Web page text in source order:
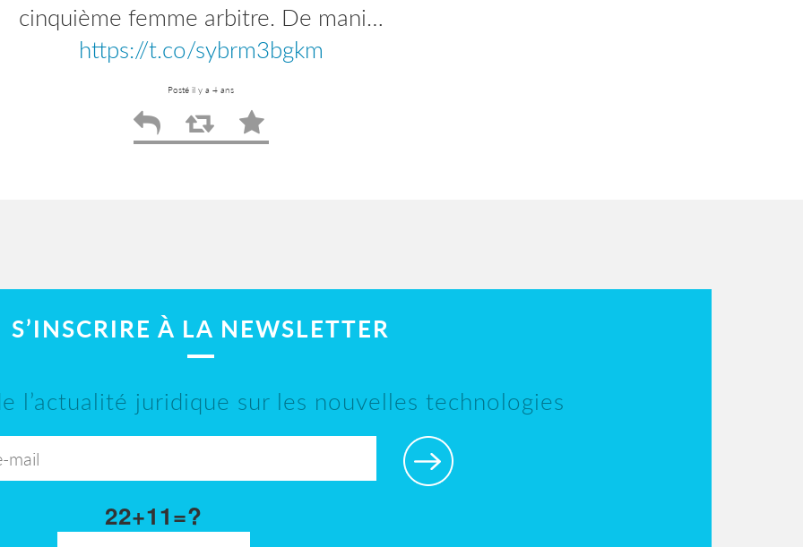
cinquième femme arbitre. De mani…
https://t.co/sybrm3bgkm
Posté il y a 4 ans
nous allons revenir…https://t.co/zyIWAlV2gn
Posté il y a 4 ans
S’INSCRIRE À LA NEWSLETTER
l’actualité juridique sur les nouvelles technologies
22+11=?